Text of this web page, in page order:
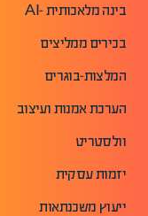
בינה מלאכותית -AI
בכירים ממליצים
המלצות-בוגרים
הערכת אמנות ועיצוב
וולסטריט
יזמות עסקית
ייעוץ משכנתאות